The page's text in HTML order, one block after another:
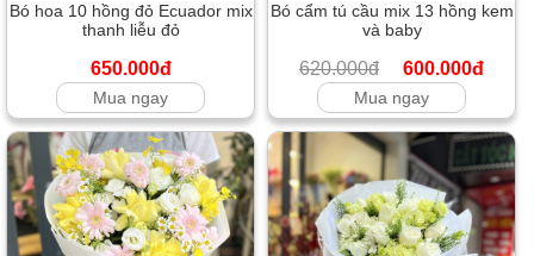
Bó hoa 10 hồng đỏ Ecuador mix
thanh liễu đỏ
650.000đ
Mua ngay
Bó cẩm tú cầu mix 13 hồng kem
và baby
620.000đ 600.000đ
Mua ngay